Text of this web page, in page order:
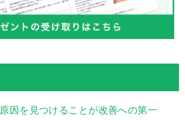
原因を見つけることが改善への第一